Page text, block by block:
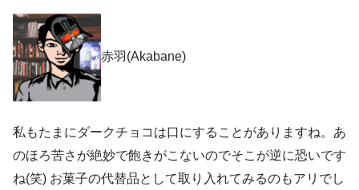
赤羽(Akabane)
私もたまにダークチョコは口にすることがありますね。あ
のほろ苦さが絶妙で飽きがこないのでそこが逆に恐いです
ね(笑) お菓子の代替品として取り入れてみるのもアリでし